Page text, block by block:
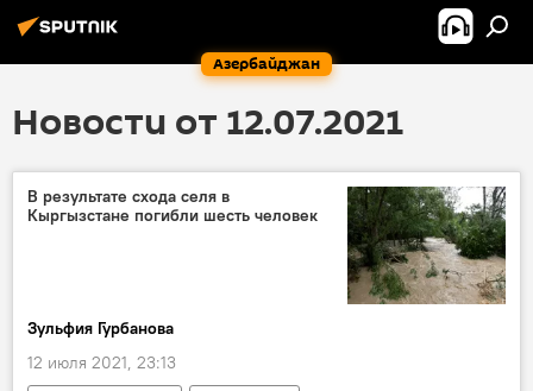
Азербайджан
Новости от 12.07.2021
В результате схода селя в
Кыргызстане погибли шесть человек
Зульфия Гурбанова
12 июля 2021, 23:13